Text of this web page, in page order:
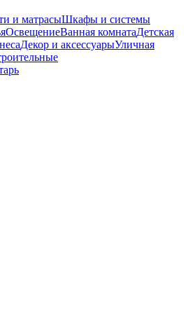
и матрасыШкафы и системы
ОсвещениеВанная комнатаДетская
Декор и аксессуарыУличная